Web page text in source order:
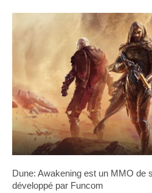
Dune: Awakening est un MMO de
développé par Funcom